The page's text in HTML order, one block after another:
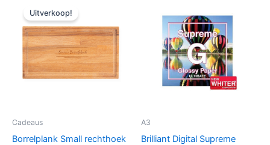
Uitverkoop!
Cadeaus
Borrelplank Small rechthoek
A3
Brilliant Digital Supreme